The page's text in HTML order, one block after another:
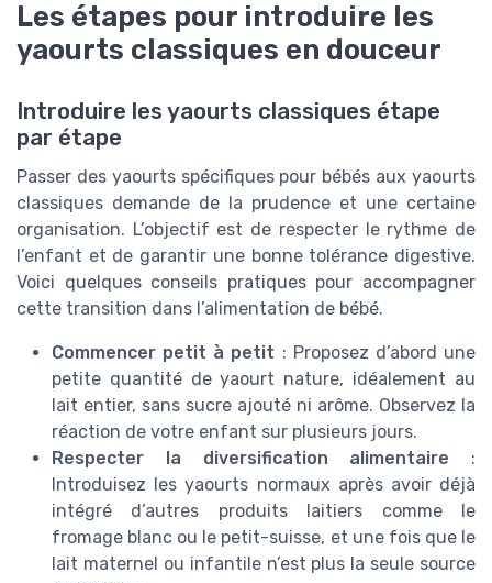
Les étapes pour introduire les
yaourts classiques en douceur
Introduire les yaourts classiques étape
par étape
Passer des yaourts spécifiques pour bébés aux yaourts
classiques demande de la prudence et une certaine
organisation. L’objectif est de respecter le rythme de
l’enfant et de garantir une bonne tolérance digestive.
Voici quelques conseils pratiques pour accompagner
cette transition dans l’alimentation de bébé.
Commencer petit à petit : Proposez d’abord une
petite quantité de yaourt nature, idéalement au
lait entier, sans sucre ajouté ni arôme. Observez la
réaction de votre enfant sur plusieurs jours.
Respecter la diversification alimentaire :
Introduisez les yaourts normaux après avoir déjà
intégré d’autres produits laitiers comme le
fromage blanc ou le petit-suisse, et une fois que le
lait maternel ou infantile n’est plus la seule source